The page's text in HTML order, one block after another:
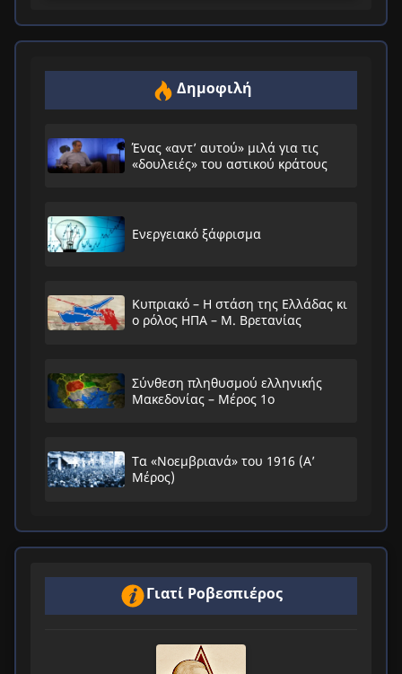
Δημοφιλή
Ένας «αντ’ αυτού» μιλά για τις
«δουλειές» του αστικού κράτους
Ενεργειακό ξάφρισμα
Κυπριακό – Η στάση της Ελλάδας κι
ο ρόλος ΗΠΑ – Μ. Βρετανίας
Σύνθεση πληθυσμού ελληνικής
Μακεδονίας – Μέρος 1ο
Τα «Νοεμβριανά» του 1916 (Α’
Μέρος)
Γιατί Ροβεσπιέρος